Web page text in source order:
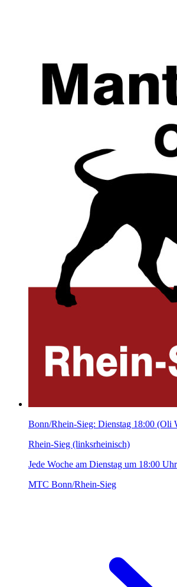
Bonn/Rhein-Sieg: Dienstag 18:00 (Oli
Rhein-Sieg (linksrheinisch)
Jede Woche am Dienstag um 18:00 Uhr
MTC Bonn/Rhein-Sieg